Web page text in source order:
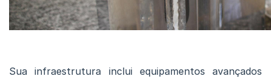
Sua infraestrutura inclui equipamentos avançados